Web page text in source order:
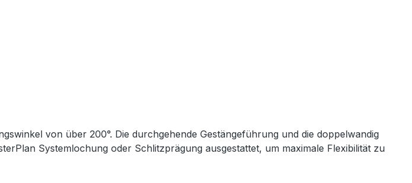
von über 200°. Die durchgehende Gestängeführung und die doppelwandig
Systemlochung oder Schlitzprägung ausgestattet, um maximale Flexibilität zu